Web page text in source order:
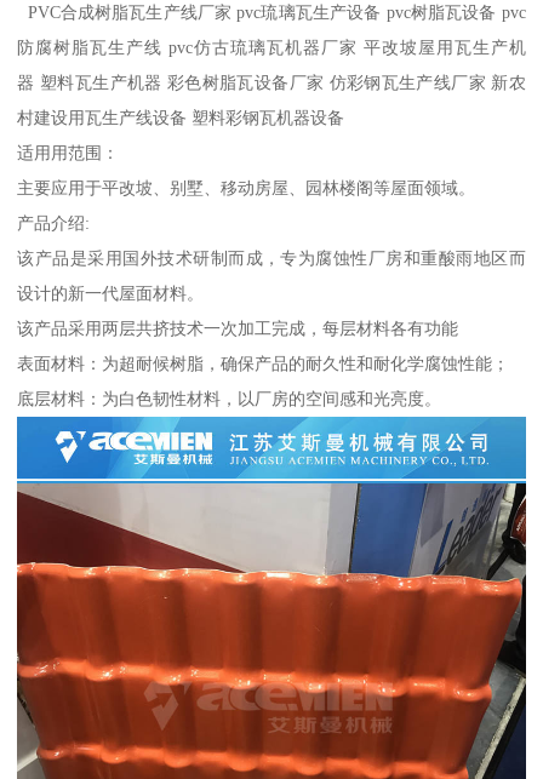
PVC合成树脂瓦生产线厂家 pvc琉璃瓦生产设备 pvc树脂瓦设备 pvc
防腐树脂瓦生产线 pvc仿古琉璃瓦机器厂家 平改坡屋用瓦生产机
器 塑料瓦生产机器 彩色树脂瓦设备厂家 仿彩钢瓦生产线厂家 新农
村建设用瓦生产线设备 塑料彩钢瓦机器设备
适用用范围：
主要应用于平改坡、别墅、移动房屋、园林楼阁等屋面领域。
产品介绍:
该产品是采用国外技术研制而成，专为腐蚀性厂房和重酸雨地区而
设计的新一代屋面材料。
该产品采用两层共挤技术一次加工完成，每层材料各有功能
表面材料：为超耐候树脂，确保产品的耐久性和耐化学腐蚀性能；
底层材料：为白色韧性材料，以厂房的空间感和光亮度。